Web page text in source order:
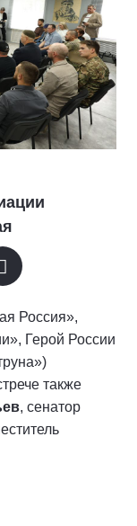
Россия»,
Герой России
также
, сенатор